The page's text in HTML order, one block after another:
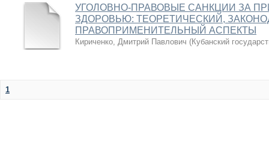
УГОЛОВНО-ПРАВОВЫЕ САНКЦИИ ЗА
ЗДОРОВЬЮ: ТЕОРЕТИЧЕСКИЙ,
ПРАВОПРИМЕНИТЕЛЬНЫЙ АСПЕКТЫ
Кириченко, Дмитрий Павлович (Кубанский
1